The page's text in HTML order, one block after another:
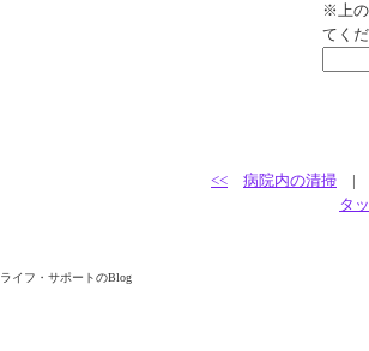
※上の
てく
<< 病院内の清掃
タ
ライフ・サポートのBlog